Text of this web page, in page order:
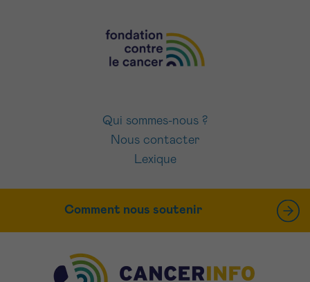
Qui sommes-nous ?
Nous contacter
Lexique
Comment nous soutenir